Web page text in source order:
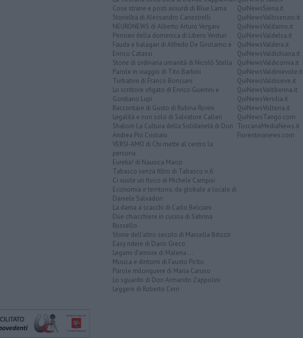
Cose strane e posti assurdi di Blue Lama
Storielba di Alessandro Canestrelli
NEURONEWS di Alberto Arturo Vergani
Pensieri della domenica di Libero Venturi
Fauda e balagan di Alfredo De Girolamo e
Enrico Catassi
Storie di ordinaria umanità di Nicolò Stella
Parole in viaggio di Tito Barbini
Turbative di Franco Bonciani
Lo scrittore sfigato di Enrico Guerrini e
Gordiano Lupi
Raccontare di Gusto di Rubina Rovini
Legalità e non solo di Salvatore Calleri
Shalom La Cultura della Solidarietà di Don
Andrea Pio Cristiani
VERSI-AMO di Chi mette al centro la
persona
Eureka! di Nausica Manzi
Tabasco senza filtro di Tabasco n.6
Ci vuole un fisico di Michele Campisi
Economia e territorio, da globale a locale di
Daniele Salvadori
La dama a scacchi di Carlo Belciani
Due chiacchiere in cucina di Sabrina
Rossello
Storie dell'altro secolo di Marcella Bitozzi
Easy ridere di Dario Greco
Legami d'amore di Malena ...
Musica e dintorni di Fausto Pirìto
Parole milonguere di Maria Caruso
Lo sguardo di Don Armando Zappolini
Leggere di Roberto Cerri
QuiNewsSiena.it
QuiNewsValbisenzio.it
QuiNewsValdarno.it
QuiNewsValdelsa.it
QuiNewsValdera.it
QuiNewsValdichiana.it
QuiNewsValdicornia.it
QuiNewsValdinievole.it
QuiNewsValdisieve.it
QuiNewsValtiberina.it
QuiNewsVersilia.it
QuiNewsVolterra.it
QuiNewsTango.com
ToscanaMediaNews.it
Fiorentinanews.com